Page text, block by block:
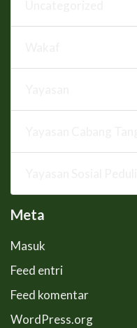
Meta
Masuk
Feed entri
Feed komentar
WordPress.org